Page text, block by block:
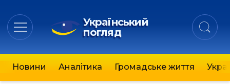
Український
погляд
Новини Аналітика Громадське життя